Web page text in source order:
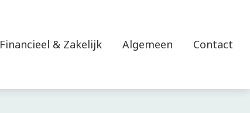
Financieel & Zakelijk Algemeen Contact